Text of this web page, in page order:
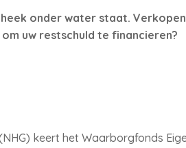
onder water staat.
uw restschuld te financieren?
keert het Waarborgfonds